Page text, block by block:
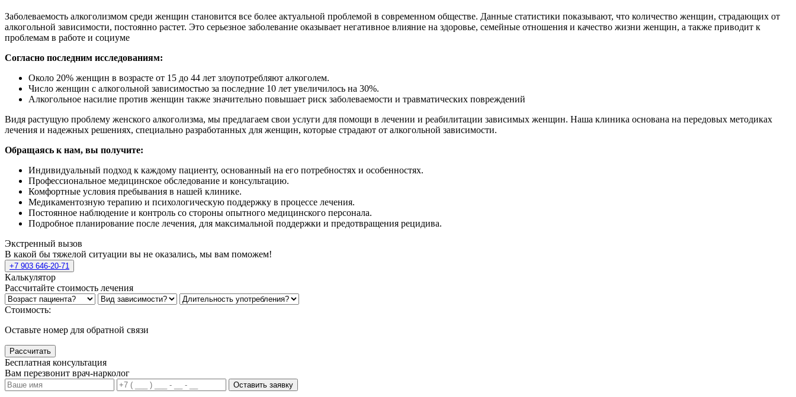
Заболеваемость алкоголизмом среди женщин становится все более актуальной проблемой в современном обществе. Данные статистики показывают, что количество женщин, страдающих от
алкогольной зависимости, постоянно растет. Это серьезное заболевание оказывает негативное влияние на здоровье, семейные отношения и качество жизни женщин, а также приводит к
проблемам в работе и социуме
Согласно последним исследованиям:
Около 20% женщин в возрасте от 15 до 44 лет злоупотребляют алкоголем.
Число женщин с алкогольной зависимостью за последние 10 лет увеличилось на 30%.
Алкогольное насилие против женщин также значительно повышает риск заболеваемости и травматических повреждений
Видя растущую проблему женского алкоголизма, мы предлагаем свои услуги для помощи в лечении и реабилитации зависимых женщин. Наша клиника основана на передовых методиках
лечения и надежных решениях, специально разработанных для женщин, которые страдают от алкогольной зависимости.
Обращаясь к нам, вы получите:
Индивидуальный подход к каждому пациенту, основанный на его потребностях и особенностях.
Профессиональное медицинское обследование и консультацию.
Комфортные условия пребывания в нашей клинике.
Медикаментозную терапию и психологическую поддержку в процессе лечения.
Постоянное наблюдение и контроль со стороны опытного медицинского персонала.
Подробное планирование после лечения, для максимальной поддержки и предотвращения рецидива.
Экстренный вызов
В какой бы тяжелой ситуации вы не оказались, мы вам поможем!
+7 903 646-20-71
Калькулятор
Рассчитайте стоимость лечения
Стоимость:
Оставьте номер для обратной связи
Рассчитать
Бесплатная консультация
Вам перезвонит врач-нарколог
Оставить заявку